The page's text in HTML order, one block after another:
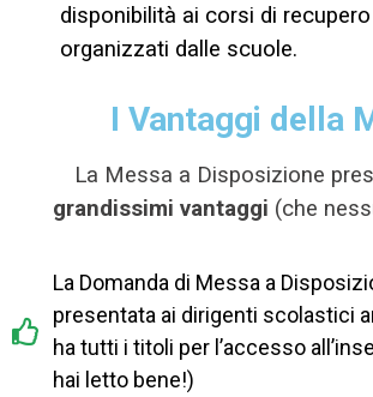
disponibilità ai corsi di
organizzati dalle scuole.
I Vantaggi della
La Messa a Disposizione
grandissimi vantaggi (che
La Domanda di Messa a
presentata ai dirigenti scolastici
ha tutti i titoli per l’accesso
hai letto bene!)